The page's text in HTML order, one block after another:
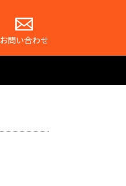
お問い合わせ